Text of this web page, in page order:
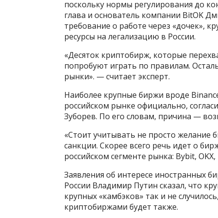
поскольку нормы регулирования до
глава и основатель компании BitOK
требование о работе через «дочек»,
ресурсы на легализацию в России.
«Десяток криптобирж, которые
попробуют играть по правилам.
рынки». — считает эксперт.
Наиболее крупные биржи вроде
российском рынке официально,
Зуборев. По его словам, причина —
«Стоит учитывать не просто желание
санкции. Скорее всего речь идет о
российском сегменте рынка: Bybit,
Заявления об интересе иностранных
России Владимир Путин сказал, что
крупных «камбэков» так и не
криптобиржами будет также.